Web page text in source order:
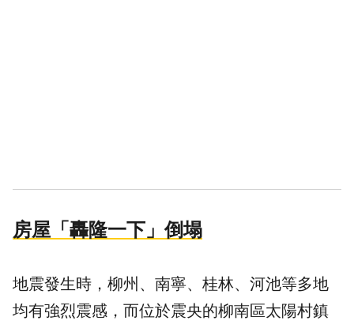
房屋「轟隆一下」倒塌
地震發生時，柳州、南寧、桂林、河池等多地
均有強烈震感，而位於震央的柳南區太陽村鎮